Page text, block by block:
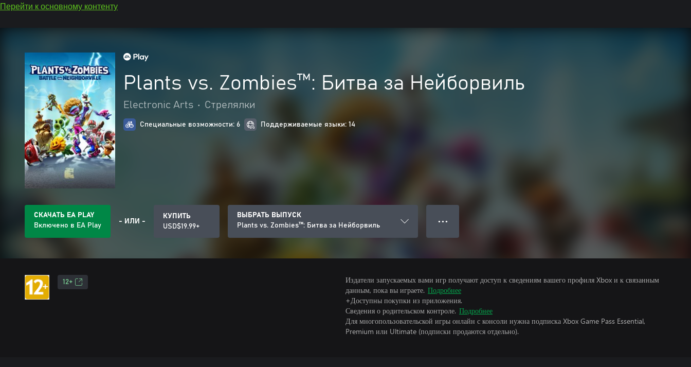
Перейти к основному контенту
Plants vs. Zombies™: Битва за Нейборвиль
Electronic Arts • Стрелялки
Специальные возможности: 6 Поддерживаемые языки: 14
СКАЧАТЬ EA PLAY
Включено в EA Play
- ИЛИ -
КУПИТЬ
USD$19.99+
ВЫБРАТЬ ВЫПУСК
Plants vs. Zombies™: Битва за Нейборвиль
● ● ●
12+
Издатели запускаемых вами игр получают доступ к сведениям вашего профиля Xbox и к связанным
данным, пока вы играете. Подробнее
+Доступны покупки из приложения.
Сведения о родительском контроле. Подробнее
Для многопользовательской игры онлайн с консоли нужна подписка Xbox Game Pass Essential,
Premium или Ultimate (подписки продаются отдельно).